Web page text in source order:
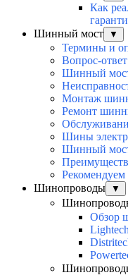
Как
Шинный мост
▼
Термины и
Вопрос-ответ
Шинный
Монтаж
Ремонт
Шины
Шинный
Рекомендуем
Шинопроводы
▼
Обзор